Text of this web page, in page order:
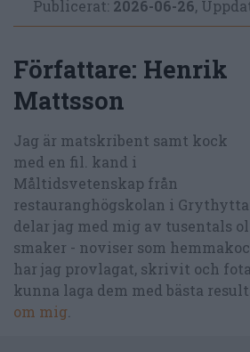
Publicerat: 2026-06-26,
Författare: Henrik
Mattsson
Jag är matskribent samt kock
med en fil. kand i
Måltidsvetenskap från
restauranghögskolan i
delar jag med mig av tusentals
smaker - noviser som
har jag provlagat, skrivit och
kunna laga dem med bästa
om mig